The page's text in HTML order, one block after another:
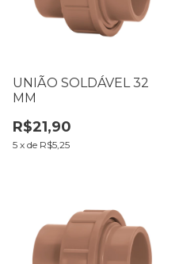
UNIÃO SOLDÁVEL 32
MM
R$21,90
5 x de R$5,25